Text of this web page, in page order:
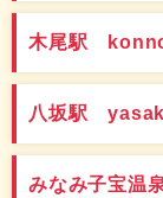
木尾駅
八坂駅
みなみ子宝